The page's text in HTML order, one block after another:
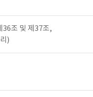
36조 및 제37조,
)